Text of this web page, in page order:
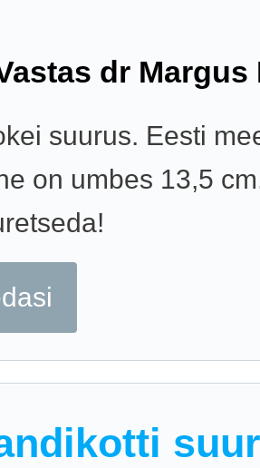
dr Margus
suurus. Eesti
on umbes 13,5